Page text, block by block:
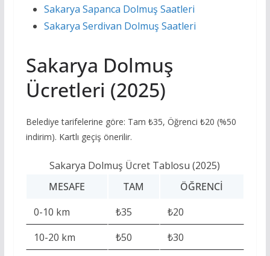
Sakarya Sapanca Dolmuş Saatleri
Sakarya Serdivan Dolmuş Saatleri
Sakarya Dolmuş
Ücretleri (2025)
Belediye tarifelerine göre: Tam ₺35, Öğrenci ₺20 (%50
indirim). Kartlı geçiş önerilir.
Sakarya Dolmuş Ücret Tablosu (2025)
MESAFE
TAM
ÖĞRENCI
0-10 km
₺35
₺20
10-20 km
₺50 ₺30